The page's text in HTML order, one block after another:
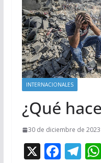
INTERNACIONALES
¿Qué
30 de diciembre de 2023
X F T